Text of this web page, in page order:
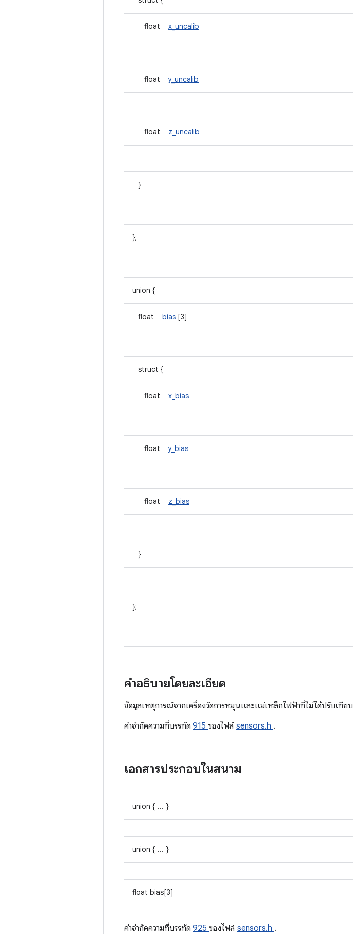
float x_uncalib
floaty_uncalib
float z_uncalib
}
};
union {
float bias [3]
struct {
float x_bias
floaty_bias
float z_bias
}
};
คำอธิบายโดยละเอียด
ข้อมูลเหตุการณ์จากเครื่องวัดการหมุนและแม่เหล็กไฟฟ้าที่ไม่ได้ปรับเทียบ
คําจํากัดความที่บรรทัด 915 ของไฟล์sensors.h .
เอกสารประกอบในสนาม
union { ... }
union { ... }
float bias[3]
คําจํากัดความที่บรรทัด 925 ของไฟล์sensors.h .